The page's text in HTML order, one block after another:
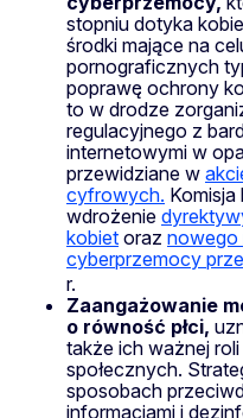
stopniu dotyka
środki mające na
pornograficznych
poprawę ochrony
to w drodze
regulacyjnego z
internetowymi w
przewidziane w
cyfrowych. Komisja
wdrożenie
kobiet oraz nowego
cyberprzemocy
r.
Zaangażowanie
o równość płci,
także ich ważnej
społecznych.
sposobach
informacjami i